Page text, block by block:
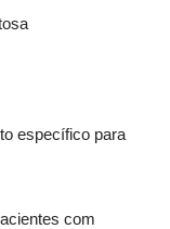
específico para
com